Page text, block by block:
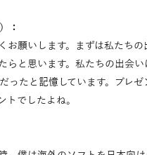
：
お願いします。まずは私たちの
らと思います。私たちの出会い
ったと記憶しています。プレゼ
トでしたよね。